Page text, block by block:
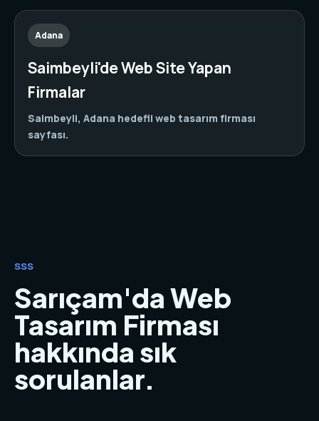
Adana
Saimbeyli'de Web Site Yapan
Firmalar
Saimbeyli, Adana hedefli web tasarım firması
sayfası.
SSS
Sarıçam'da Web
Tasarım Firması
hakkında sık
sorulanlar.